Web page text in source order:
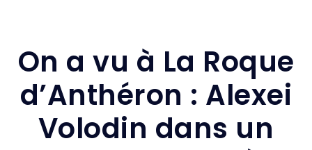
On a vu à La Roque
d’Anthéron : Alexei
Volodin dans un